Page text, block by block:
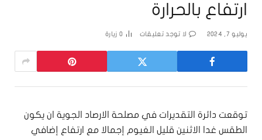
ارتفاع بالحرارة
يوليو 7, 2024 لا توجد تعليقات 0 زيارة
توقعت دائرة التقديرات في مصلحة الارصاد الجوية ان يكون
الطقس غدا الاثنين قليل الغيوم إجمالا مع ارتفاع إضافي